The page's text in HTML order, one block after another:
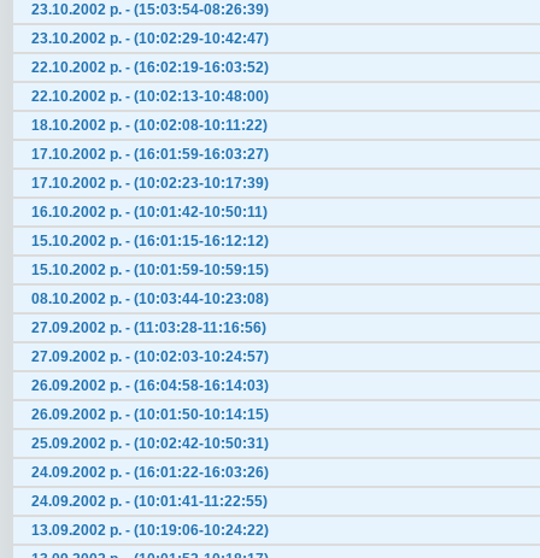
23.10.2002 р. - (15:03:54-08:26:39)
23.10.2002 р. - (10:02:29-10:42:47)
22.10.2002 р. - (16:02:19-16:03:52)
22.10.2002 р. - (10:02:13-10:48:00)
18.10.2002 р. - (10:02:08-10:11:22)
17.10.2002 р. - (16:01:59-16:03:27)
17.10.2002 р. - (10:02:23-10:17:39)
16.10.2002 р. - (10:01:42-10:50:11)
15.10.2002 р. - (16:01:15-16:12:12)
15.10.2002 р. - (10:01:59-10:59:15)
08.10.2002 р. - (10:03:44-10:23:08)
27.09.2002 р. - (11:03:28-11:16:56)
27.09.2002 р. - (10:02:03-10:24:57)
26.09.2002 р. - (16:04:58-16:14:03)
26.09.2002 р. - (10:01:50-10:14:15)
25.09.2002 р. - (10:02:42-10:50:31)
24.09.2002 р. - (16:01:22-16:03:26)
24.09.2002 р. - (10:01:41-11:22:55)
13.09.2002 р. - (10:19:06-10:24:22)